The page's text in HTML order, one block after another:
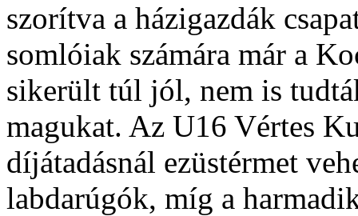
szorítva a házigazdák
somlóiak számára már a
sikerült túl jól, nem is
magukat. Az U16 Vértes
díjátadásnál ezüstérmet
labdarúgók, míg a